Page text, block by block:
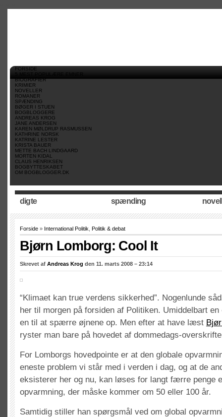
FORSIDE
5 MEST POPULÆRE EMNER
BIOGRAFIER
KRIMIER
NOVELLER
ROMANER
SPÆNDING
BØGER I STUEN
BOGBLOGGERE
ANDREAS KROG
JANE ANDERSEN
KAREN MØLDRUP RASMUSSEN
KATHRINE NORSK
KATRINE LESTER
KRISTA BAUER
METTE BACH LINDGAARD
MORTEN KIDAL
CLAUS HENRIKSEN
BOGBYTTESKABET
OM BOGBLOGGER.DK
digte spænding
Forside » International Politik Politik & debat
Bjørn Lomborg: Cool It
Skrevet af Andreas Krog den 11. marts 2008 – 23:14
“Klimaet kan true verdens sikkerhed”. Nogenlunde
her til morgen på forsiden af Politiken. Umiddelbart
en til at spærre øjnene op. Men efter at have læst
ryster man bare på hovedet af dommedags-
For Lomborgs hovedpointe er at den globale
eneste problem vi står med i verden i dag, og at de
eksisterer her og nu, kan løses for langt færre penge
opvarmning, der måske kommer om 50 eller 100 år.
Samtidig stiller han spørgsmål ved om global